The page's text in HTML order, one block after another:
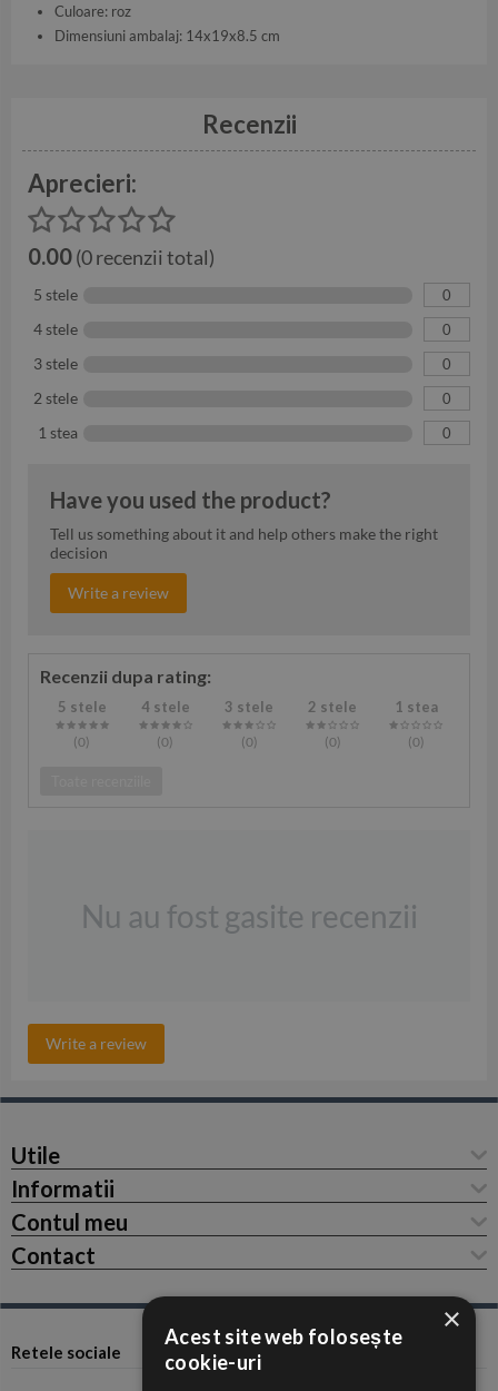
Culoare: roz
Dimensiuni ambalaj: 14x19x8.5 cm
Recenzii
Aprecieri:
0.00(0 recenzii total)
5 stele 0
4 stele 0
3 stele 0
2 stele 0
1 stea 0
Have you used the product?
Tell us something about it and help others make the right
decision
Write a review
Recenzii dupa rating:
5 stele
(0)
4 stele
(0)
3 stele
(0)
2 stele
(0)
1 stea
(0)
Nu au fost gasite recenzii
Write a review
Utile
Informatii
Contul meu
Contact
Retele sociale
×
Acest site web folosește
cookie-uri